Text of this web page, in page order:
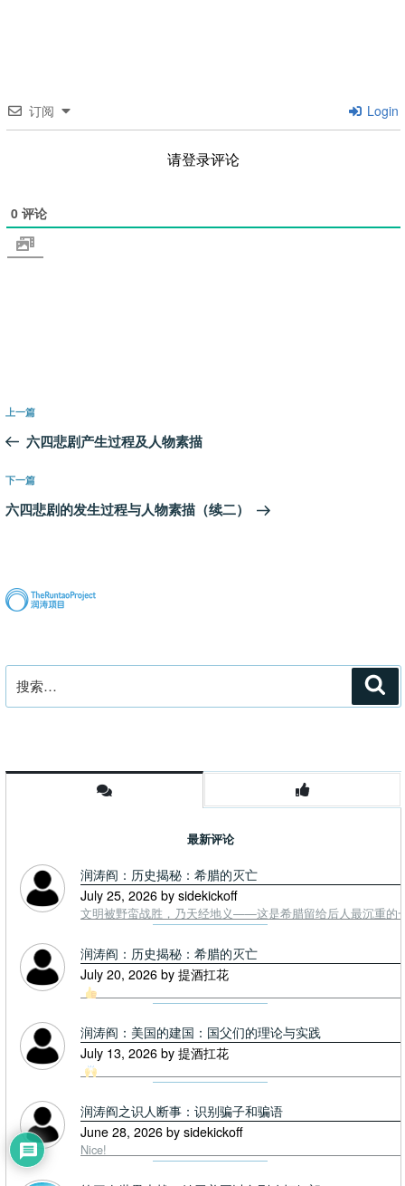
订阅 Login
请登录评论
0 评论
文
导
航
上
一
文
章
上一篇
六四悲剧产生过程及人物素描
下
一
下一篇
六四悲剧的发生过程与人物素描（续二）
索：
最新评论
润涛阎：历史揭秘：希腊的灭亡
July 25, 2026 by sidekickoff
文明被野蛮战胜，乃天经地义——这是希腊留给后人最沉重的
润涛阎：历史揭秘：希腊的灭亡
July 20, 2026 by 提酒扛花
润涛阎：美国的建国：国父们的理论与实践
July 13, 2026 by 提酒扛花
润涛阎之识人断事：识别骗子和骗语
June 28, 2026 by sidekickoff
Nice!